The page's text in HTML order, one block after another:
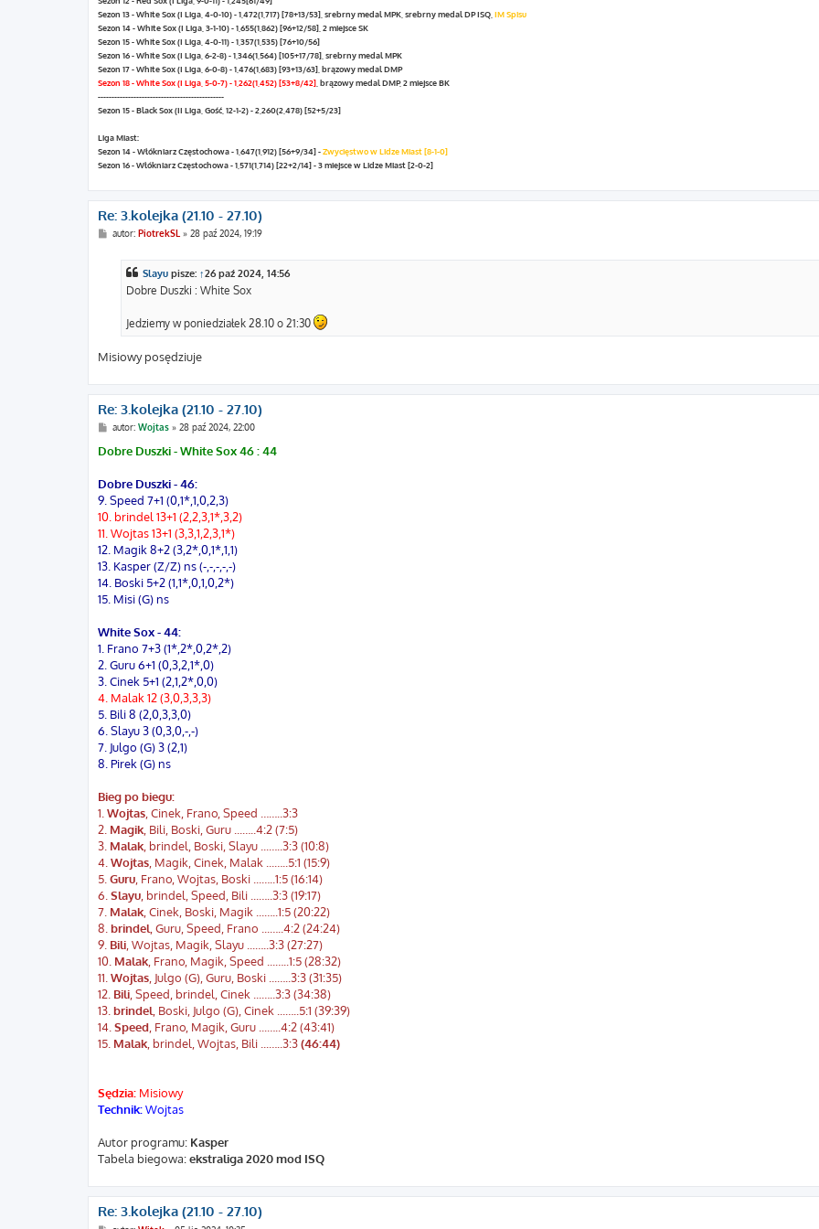
Sezon 13 - White Sox (I Liga, 4-0-10) - 1,472(1,717) [78+13/53], srebrny medal MPK, srebrny medal DP ISQ, IM Spisu
Sezon 14 - White Sox (I Liga, 3-1-10) - 1,655(1,862) [96+12/58], 2 miejsce SK
Sezon 15 - White Sox (I Liga, 4-0-11) - 1,357(1,535) [76+10/56]
Sezon 16 - White Sox (I Liga, 6-2-8) - 1,346(1,564) [105+17/78], srebrny medal MPK
Sezon 17 - White Sox (I Liga, 6-0-8) - 1,476(1,683) [93+13/63], brązowy medal DMP
Sezon 18 - White Sox (I Liga, 5-0-7) - 1,262(1,452) [53+8/42] , brązowy medal DMP, 2 miejsce BK
----------------------------------------------
Sezon 15 - Black Sox (II Liga, Gość, 12-1-2) - 2,260(2,478) [52+5/23]
Liga Miast:
Sezon 14 - Włókniarz Częstochowa - 1,647(1,912) [56+9/34] -Zwycięstwo w Lidze Miast [8-1-0]
Sezon 16 - Włókniarz Częstochowa - 1,571(1,714) [22+2/14] - 3 miejsce w Lidze Miast [2-0-2]
Re: 3.kolejka (21.10 - 27.10)
Pautor: PiotrekSL » 28 paź 2024, 19:19
Slayu pisze: ↑26 paź 2024, 14:56
Dobre Duszki : White Sox
Jedziemy w poniedziałek 28.10 o 21:30
Misiowy posędziuje
Re: 3.kolejka (21.10 - 27.10)
P
s
autor: Wojtas» 28 paź 2024, 22:00
Dobre Duszki - White Sox 46 : 44
Dobre Duszki - 46:
9. Speed 7+1 (0,1*,1,0,2,3)
10. brindel 13+1 (2,2,3,1*,3,2)
11. Wojtas 13+1 (3,3,1,2,3,1*)
12. Magik 8+2 (3,2*,0,1*,1,1)
13. Kasper (Z/Z) ns (-,-,-,-,-)
14. Boski 5+2 (1,1*,0,1,0,2*)
15. Misi (G) ns
White Sox - 44:
1. Frano 7+3 (1*,2*,0,2*,2)
2. Guru 6+1 (0,3,2,1*,0)
3. Cinek 5+1 (2,1,2*,0,0)
4. Malak 12 (3,0,3,3,3)
5. Bili 8 (2,0,3,3,0)
6. Slayu 3 (0,3,0,-,-)
7. Julgo (G) 3 (2,1)
8. Pirek (G) ns
Bieg po biegu:
1.Wojtas, Cinek, Frano, Speed ……..3:3
2. Magik, Bili, Boski, Guru ...…..4:2 (7:5)
3. Malak, brindel, Boski, Slayu ...…..3:3 (10:8)
4.Wojtas, Magik, Cinek, Malak ...…..5:1 (15:9)
5.Guru, Frano, Wojtas, Boski ...…..1:5 (16:14)
6.Slayu, brindel, Speed, Bili ...…..3:3 (19:17)
7. Malak, Cinek, Boski, Magik ...…..1:5 (20:22)
8.brindel, Guru, Speed, Frano ...…..4:2 (24:24)
9. Bili, Wojtas, Magik, Slayu ...…..3:3 (27:27)
10. Malak, Frano, Magik, Speed ...…..1:5 (28:32)
11.Wojtas, Julgo (G), Guru, Boski ...…..3:3 (31:35)
12. Bili, Speed, brindel, Cinek ...…..3:3 (34:38)
13.brindel, Boski, Julgo (G), Cinek ...…..5:1 (39:39)
14.Speed, Frano, Magik, Guru ...…..4:2 (43:41)
15. Malak, brindel, Wojtas, Bili ...…..3:3(46:44)
Sędzia: Misiowy
Technik:Wojtas
Autor programu: Kasper
Tabela biegowa:ekstraliga 2020 mod ISQ
Re: 3.kolejka (21.10 - 27.10)